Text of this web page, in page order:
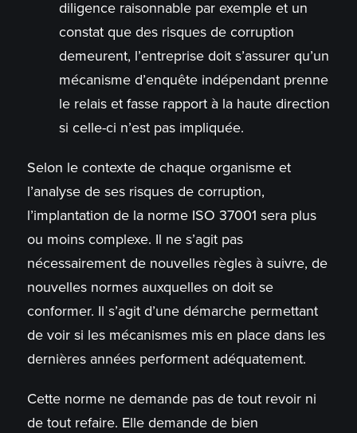
diligence raisonnable par exemple et un
constat que des risques de corruption
demeurent, l’entreprise doit s’assurer qu’un
mécanisme d’enquête indépendant prenne
le relais et fasse rapport à la haute direction
si celle-ci n’est pas impliquée.
Selon le contexte de chaque organisme et
l’analyse de ses risques de corruption,
l’implantation de la norme ISO 37001 sera plus
ou moins complexe. Il ne s’agit pas
nécessairement de nouvelles règles à suivre, de
nouvelles normes auxquelles on doit se
conformer. Il s’agit d’une démarche permettant
de voir si les mécanismes mis en place dans les
dernières années performent adéquatement.
Cette norme ne demande pas de tout revoir ni
de tout refaire. Elle demande de bien